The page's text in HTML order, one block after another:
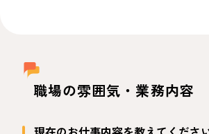
職場の雰囲気・業務内容
現在のお仕事内容を教えてください